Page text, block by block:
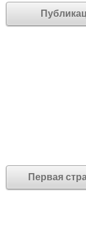
Первая